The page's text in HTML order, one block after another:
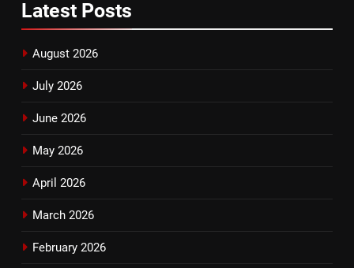
Latest Posts
August 2026
July 2026
June 2026
May 2026
April 2026
March 2026
February 2026